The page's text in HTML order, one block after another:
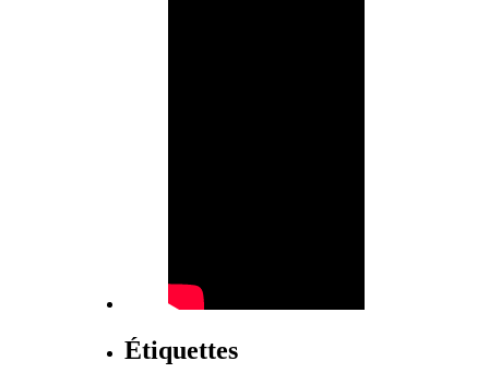
Étiquettes